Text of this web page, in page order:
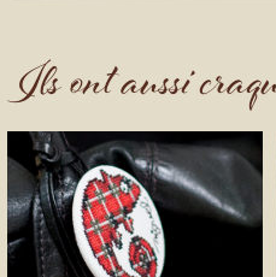
Ils ont aussi